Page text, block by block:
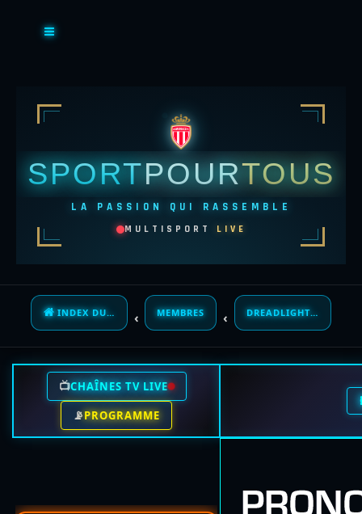
SPORTPOURTOUS
LA PASSION QUI RASSEMBLE
MULTISPORT LIVE
INDEX DU FORUM MEMBRES DREADLIGHTSKUNK
📺CHAÎNES TV LIVE
📡PROGRAMME